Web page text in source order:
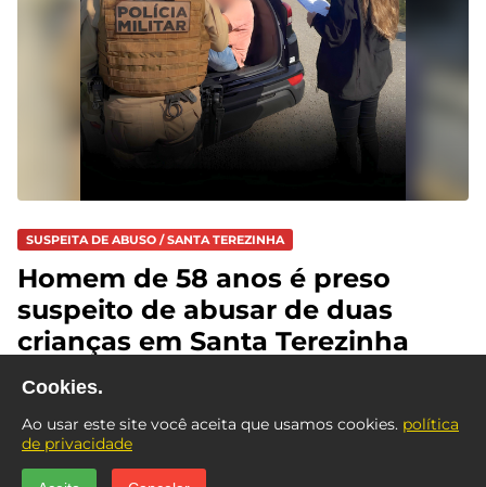
SUSPEITA DE ABUSO / SANTA TEREZINHA
Homem de 58 anos é preso
suspeito de abusar de duas
crianças em Santa Terezinha
Cookies.
Ao usar este site você aceita que usamos cookies. política
de privacidade